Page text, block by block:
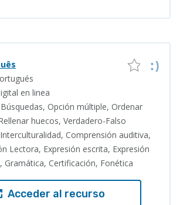
en linea
Búsquedas, Opción múltiple, Ordenar
huecos, Verdadero-Falso
Interculturalidad, Comprensión auditiva,
Lectora, Expresión escrita, Expresión
Gramática, Certificación, Fonética
Acceder al recurso